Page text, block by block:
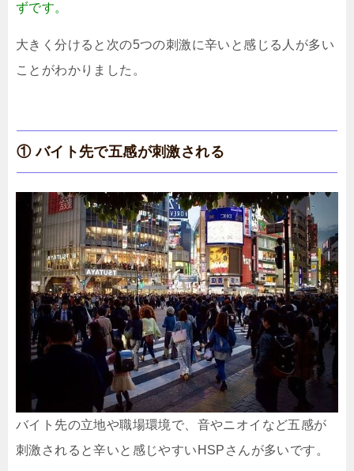
ずです。
大きく分けると次の5つの刺激に辛いと感じる人が多い
ことがわかりました。
① バイト先で五感が刺激される
バイト先の立地や職場環境で、音やニオイなど五感が
刺激されると辛いと感じやすいHSPさんが多いです。